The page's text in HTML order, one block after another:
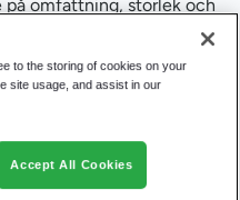
på omfattning, storlek och
ECM-plattform med
omfattande datamigrering
upp projektet i faser
förkortar ofta
to the storing of cookies on your
site usage, and assist in our
Accept All Cookies